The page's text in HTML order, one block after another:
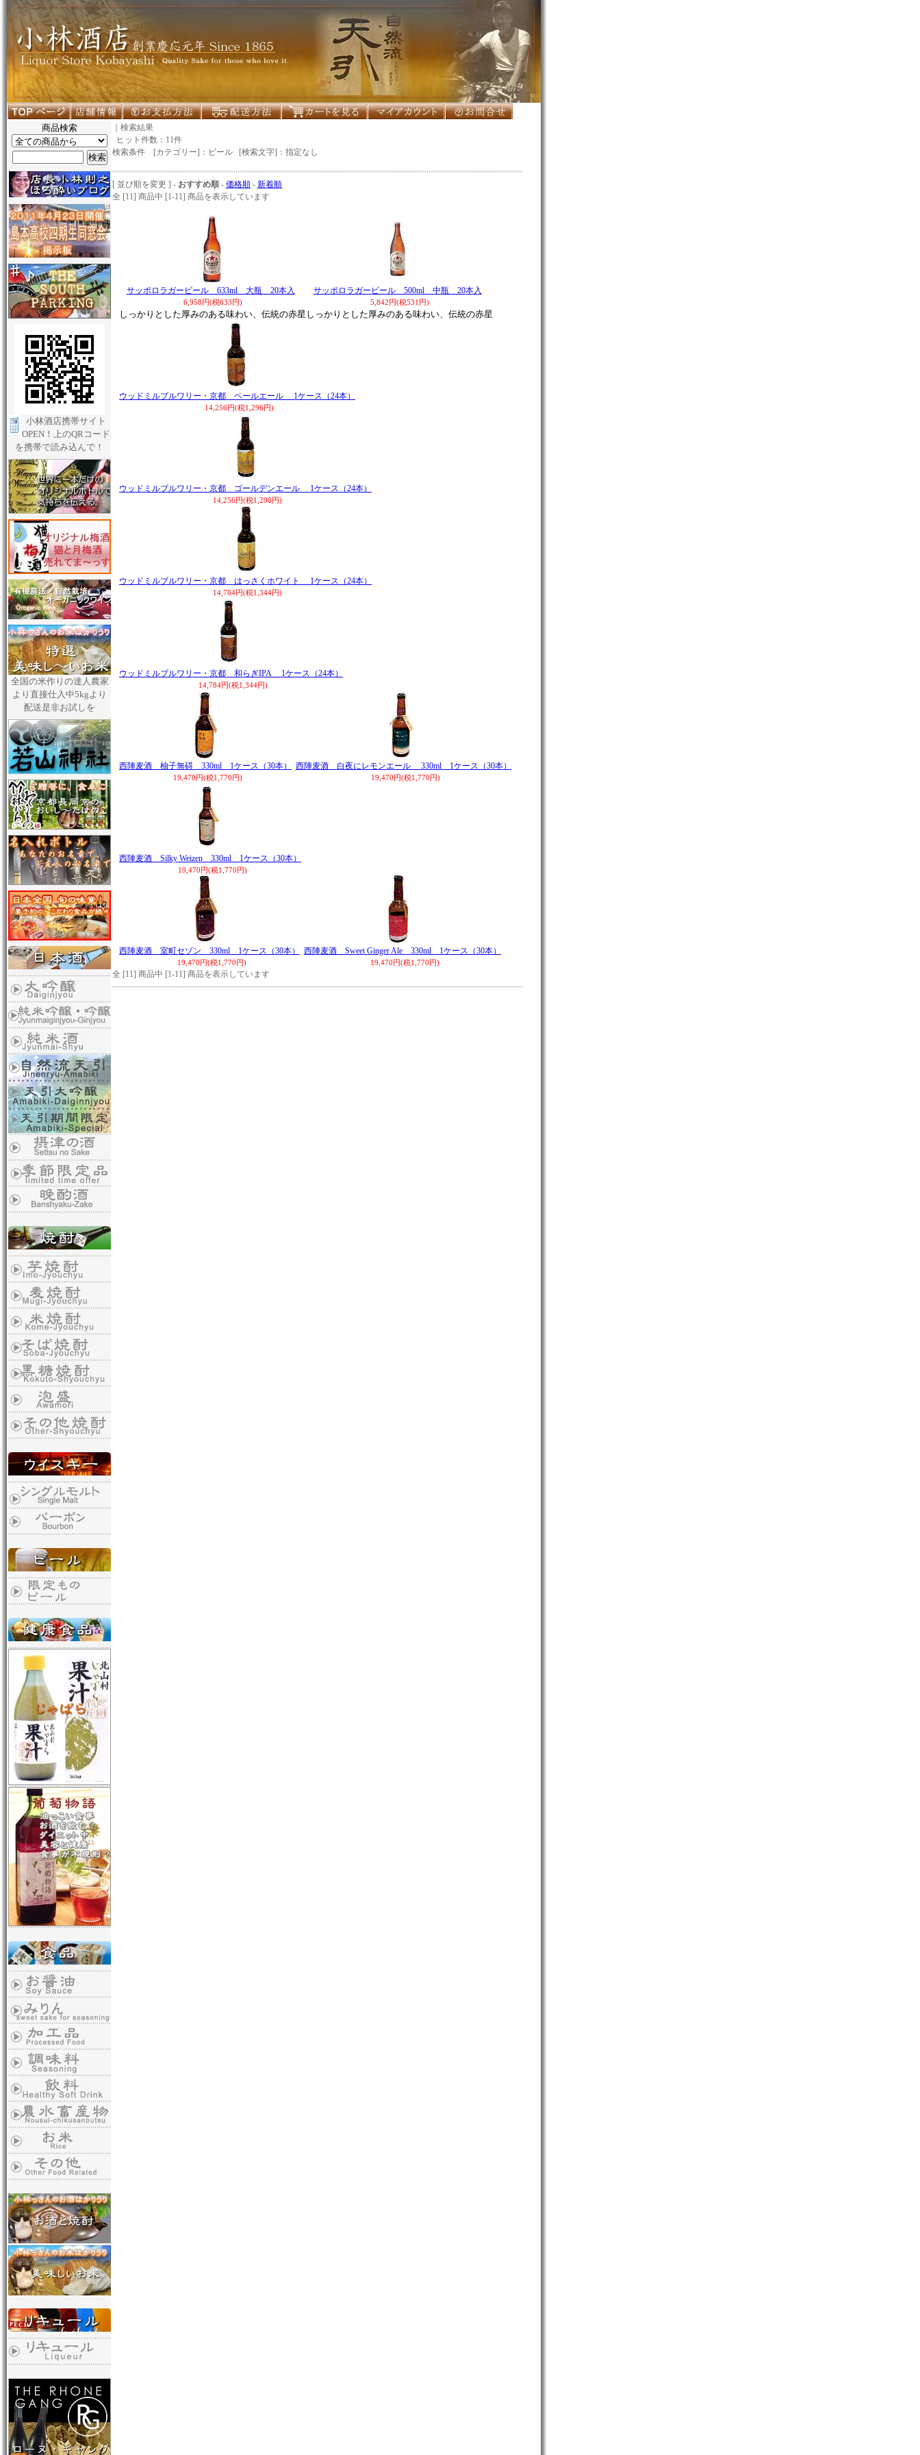
商品検索
小林酒店携帯サイト
OPEN！上のQRコード
を携帯で読み込んで！
全国の米作りの達人農家
より直接仕入中5kgより
配送是非お試しを
｜検索結果
ヒット件数：11件
検索条件 [カテゴリー]：ビール [検索文字]：指定なし
[ 並び順を変更 ] - おすすめ順 - 価格順 - 新着順
全 [11] 商品中 [1-11] 商品を表示しています
サッポロラガービール 633ml 大瓶 20本入
6,958円(税633円)
しっかりとした厚みのある味わい、伝統の赤星
サッポロラガービール 500ml 中瓶 20本入
5,842円(税531円)
しっかりとした厚みのある味わい、伝統の赤星
ウッドミルブルワリー・京都 ペールエール 1ケース（24本）
14,256円(税1,296円)
ウッドミルブルワリー・京都 ゴールデンエール 1ケース（24本）
14,256円(税1,296円)
ウッドミルブルワリー・京都 はっさくホワイト 1ケース（24本）
14,784円(税1,344円)
ウッドミルブルワリー・京都 和らぎIPA 1ケース（24本）
14,784円(税1,344円)
西陣麦酒 柚子無碍 330ml 1ケース（30本）
19,470円(税1,770円)
西陣麦酒 白夜にレモンエール 330ml 1ケース（30本）
19,470円(税1,770円)
西陣麦酒 Silky Weizen 330ml 1ケース（30本）
19,470円(税1,770円)
西陣麦酒 室町セゾン 330ml 1ケース（30本）
19,470円(税1,770円)
西陣麦酒 Sweet Ginger Ale 330ml 1ケース（30本）
19,470円(税1,770円)
全 [11] 商品中 [1-11] 商品を表示しています